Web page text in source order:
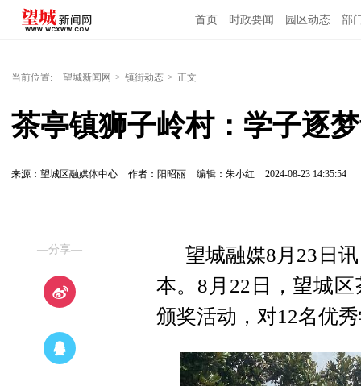
首页 时政要闻 园区动态 部
当前位置: 望城新闻网 > 镇街动态 > 正文
茶亭镇狮子岭村：学子逐
来源：望城区融媒体中心 作者：阳昭丽 编辑：朱小红 2024-08-23 14:35:54
—分享—
望城融媒8月23日
本。8月22日，望城
颁奖活动，对12名优